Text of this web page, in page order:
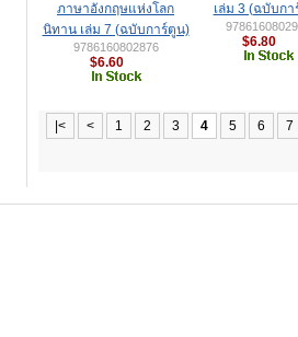
ภาษาอังกฤษแห่งโลก
นิทาน เล่ม 7 (ฉบับการ์ตูน)
9786160802876
$6.60
เล่ม 3 (ฉบับกา
$6.80
|< < 1 2 3 4 5 6 7